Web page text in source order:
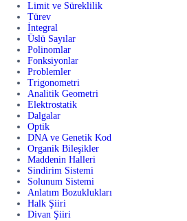
Limit ve Süreklilik
Türev
İntegral
Üslü Sayılar
Polinomlar
Fonksiyonlar
Problemler
Trigonometri
Analitik Geometri
Elektrostatik
Dalgalar
Optik
DNA ve Genetik Kod
Organik Bileşikler
Maddenin Halleri
Sindirim Sistemi
Solunum Sistemi
Anlatım Bozuklukları
Halk Şiiri
Divan Şiiri